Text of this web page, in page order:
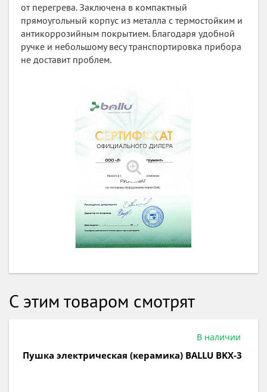
от перегрева. Заключена в компактный
прямоугольный корпус из металла с термостойким и
антикоррозийным покрытием. Благодаря удобной
ручке и небольшому весу транспортировка прибора
не доставит проблем.
С этим товаром смотрят
В наличии
Пушка газовая BALLU BHG-20